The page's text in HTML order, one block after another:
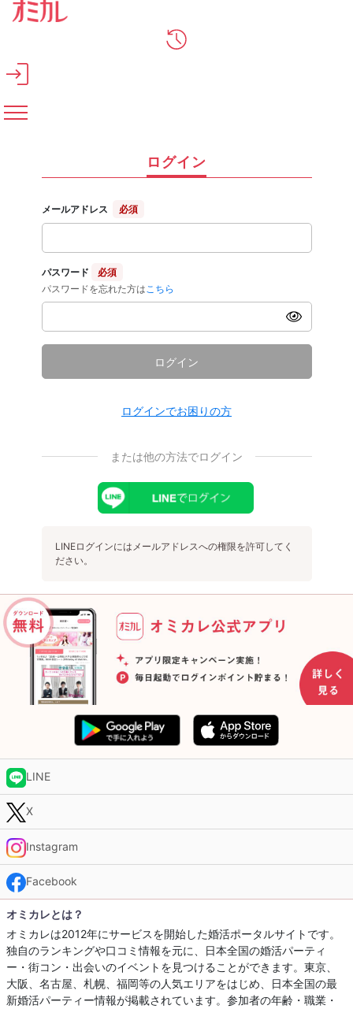
メインコンテンツへスキップ
ログイン
メールアドレス 必須
パスワード
必須
パスワードを忘れた方は こちら
ログイン
ログインでお困りの方
または他の方法でログイン
LINEログインにはメールアドレスへの権限を許可してく
ださい。
LINE
X
Instagram
Facebook
オミカレとは？
オミカレは2012年にサービスを開始した婚活ポータルサイトです。
独自のランキングや口コミ情報を元に、日本全国の婚活パーティ
ー・街コン・出会いのイベントを見つけることができます。東京、
大阪、名古屋、札幌、福岡等の人気エリアをはじめ、日本全国の最
新婚活パーティー情報が掲載されています。参加者の年齢・職業・